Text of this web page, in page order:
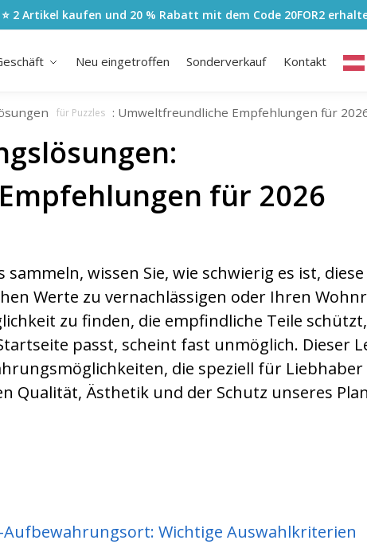
⭐ 2 Artikel kaufen und 20 % Rabatt mit dem Code 20FOR2
Neu eingetroffen Sonderverkauf Kontakt
für Puzzles : Umweltfreundliche Empfehlungen für
für 2026
wissen Sie, wie schwierig es ist,
Werte zu vernachlässigen oder Ihren
zu finden, die empfindliche Teile
passt, scheint fast unmöglich. Dieser
die speziell für Liebhaber
Qualität, Ästhetik und der Schutz unseres
Aufbewahrungsort: Wichtige Auswahlkriterien